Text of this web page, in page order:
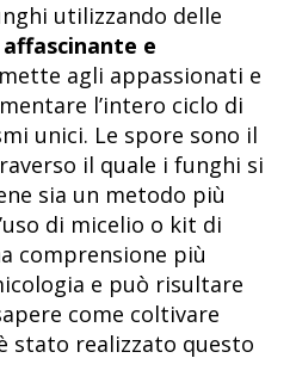
utilizzando delle
e
agli appassionati e
l’intero ciclo di
unici. Le spore sono il
il quale i funghi si
sia un metodo più
di micelio o kit di
comprensione più
e può risultare
come coltivare
stato realizzato questo